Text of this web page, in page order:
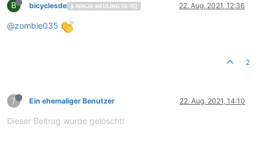
B bicyclesde NINJA-NEULING [0-15] 22. Aug. 2021, 12:36
@zombie035
2
? Ein ehemaliger Benutzer 22. Aug. 2021, 14:10
Dieser Beitrag wurde gelöscht!